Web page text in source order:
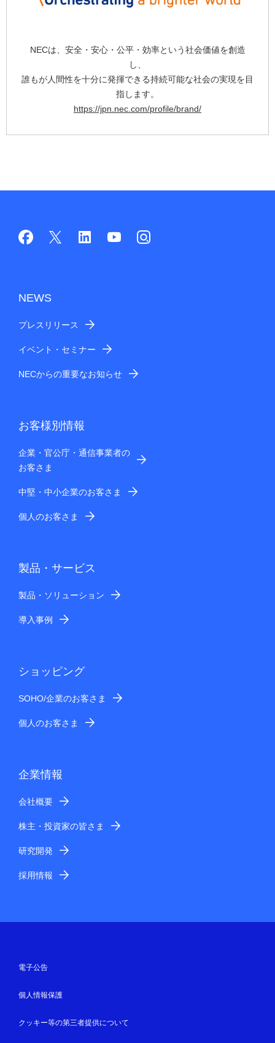
NECは、安全・安心・公平・効率という社会価値を創造
し、
誰もが人間性を十分に発揮できる持続可能な社会の実現を目
指します。
https://jpn.nec.com/profile/brand/
NEWS
プレスリリース
イベント・セミナー
NECからの重要なお知らせ
お客様別情報
企業・官公庁・通信事業者の
お客さま
中堅・中小企業のお客さま
個人のお客さま
製品・サービス
製品・ソリューション
導入事例
ショッピング
SOHO/企業のお客さま
個人のお客さま
企業情報
会社概要
株主・投資家の皆さま
研究開発
採用情報
電子公告
個人情報保護
クッキー等の第三者提供について